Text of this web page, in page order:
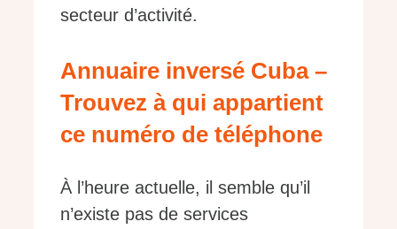
secteur d’activité.
Annuaire inversé Cuba –
Trouvez à qui appartient
ce numéro de téléphone
À l’heure actuelle, il semble qu’il
n’existe pas de services